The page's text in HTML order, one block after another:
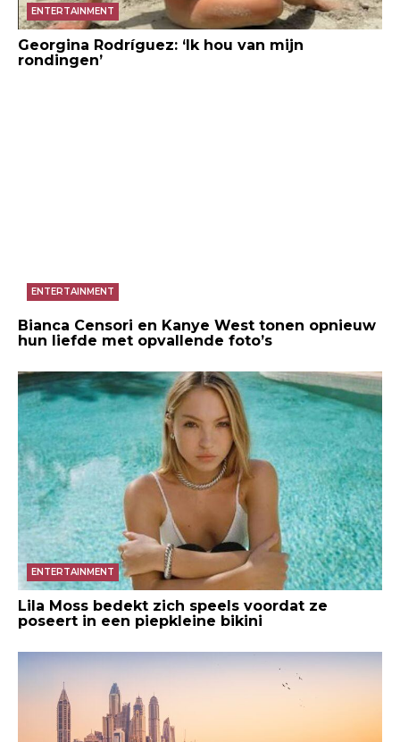
ENTERTAINMENT
Georgina Rodríguez: ‘Ik hou van mijn
rondingen’
ENTERTAINMENT
Bianca Censori en Kanye West tonen opnieuw
hun liefde met opvallende foto’s
ENTERTAINMENT
Lila Moss bedekt zich speels voordat ze
poseert in een piepkleine bikini